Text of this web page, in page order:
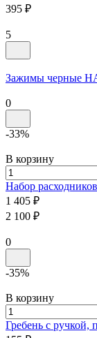
395 ₽
5
Зажимы черные
0
-33%
В корзину
Набор расходников
1 405 ₽
2 100 ₽
0
-35%
В корзину
Гребень с ручкой,